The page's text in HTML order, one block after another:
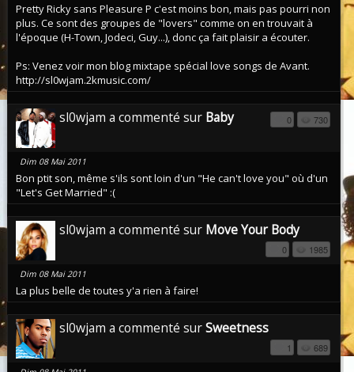
Pretty Ricky sans Pleasure P c'est moins bon, mais pas pourri non
plus. Ce sont des groupes de "lovers" comme on en trouvait à
l'époque (H-Town, Jodeci, Guy...), donc ça fait plaisir a écouter.
Ps: Venez voir mon blog mixtape spécial love songs de Avant.
http://sl0wjam.2kmusic.com/
sl0wjam a commenté sur Baby 0 730
Dim 08 Mai 2011
Bon ptit son, même s'ils sont loin d'un "He can't love you" où d'un
"Let's Get Married" :(
sl0wjam a commenté sur Move Your Body
0 1985
Dim 08 Mai 2011
La plus belle de toutes y'a rien à faire!
sl0wjam a commenté surSweetness
1 689